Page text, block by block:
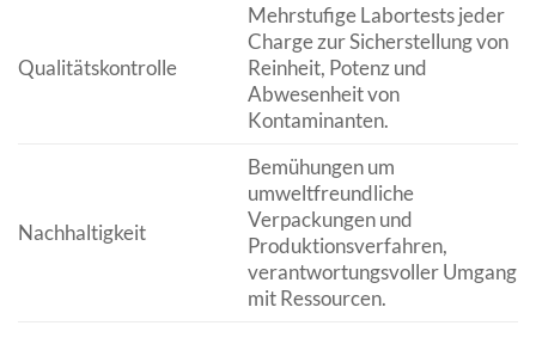
Qualitätskontrolle
Mehrstufige Labortests jeder
Charge zur Sicherstellung von
Reinheit, Potenz und
Abwesenheit von
Kontaminanten.
Nachhaltigkeit
Bemühungen um
umweltfreundliche
Verpackungen und
Produktionsverfahren,
verantwortungsvoller Umgang
mit Ressourcen.